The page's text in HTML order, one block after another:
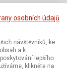
osobních údajů
návštěvníků, ke
a k
lepšího
klikněte na